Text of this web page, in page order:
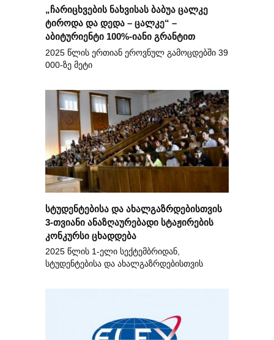
„ჩარიცხვების ნახვისას ბაბუა ცალკე
ტიროდა და დედა – ცალკე“ –
აბიტურიენტი 100%-იანი გრანტით
2025 წლის ერთიან ეროვნულ გამოცდებში 39
000-ზე მეტი
სტუდენტებისა და ახალგაზრდებისთვის
3-თვიანი ანაზღაურებადი სტაჟირების
კონკურსი ცხადდება
2025 წლის 1-ელი სექტემბრიდან,
სტუდენტებისა და ახალგაზრდებისთვის